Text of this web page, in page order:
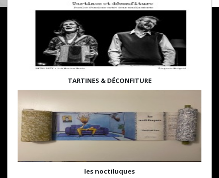
TARTINES & DÉCONFITURE
les noctiluques